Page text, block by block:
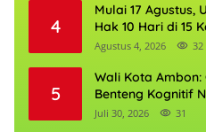
4
Mulai 17 Agustus,
Hak 10 Hari di 15
Agustus 4, 2026 32
5
Wali Kota
Benteng Kognitif
Juli 30, 2026 31